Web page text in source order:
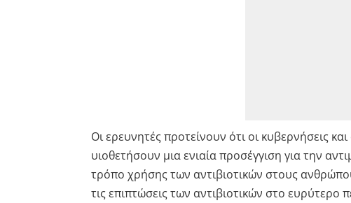
Οι ερευνητές προτείνουν ότι οι κυβερνήσεις
υιοθετήσουν μια ενιαία προσέγγιση για την
τρόπο χρήσης των αντιβιοτικών στους
τις επιπτώσεις των αντιβιοτικών στο ευρύτερο